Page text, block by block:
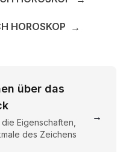
HOROSKOP →
über das
Eigenschaften,
des Zeichens
→